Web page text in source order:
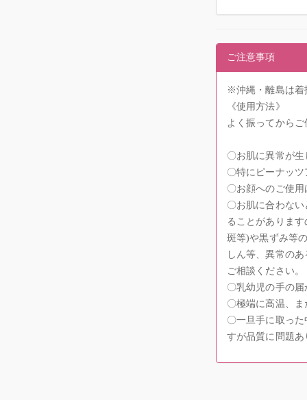
ご注意事項
※沖縄・離島は着
《使用方法》
よく振ってから
〇お肌に異常が
〇特にピーナッ
〇お顔へのご使
〇お肌に合わな
ることがありま
斑等)や黒ずみ等
しん等、異常の
ご相談ください。
〇乳幼児の手の
〇極端に高温、
〇一旦手に取っ
すが品質に問題あ